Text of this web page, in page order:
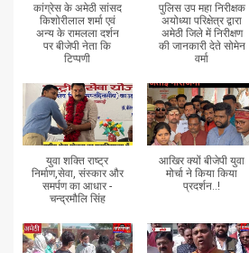
कांग्रेस के अमेठी सांसद
किशोरीलाल शर्मा एवं
अन्य के रामलला दर्शन
पर बीजेपी नेता कि
टिप्पणी
पुलिस उप महा निरीक्षक
अयोध्या परिक्षेत्र द्वारा
अमेठी जिले में निरीक्षण
की जानकारी देते सोमेन
वर्मा
युवा शक्ति राष्ट्र
निर्माण,सेवा, संस्कार और
समर्पण का आधार -
चन्द्रमौलि सिंह
आखिर क्यों बीजेपी युवा
मोर्चा ने किया किया
प्रदर्शन..!